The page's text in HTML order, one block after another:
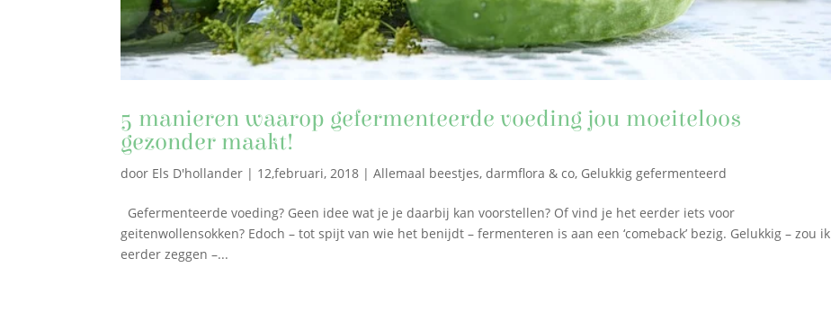
5 manieren waarop gefermenteerde voeding jou moeiteloos
gezonder maakt!
door Els D'hollander | 12,februari, 2018 |Allemaal beestjes, darmflora & co, Gelukkig gefermenteerd
Gefermenteerde voeding? Geen idee wat je je daarbij kan voorstellen? Of vind je het eerder iets voor
geitenwollensokken? Edoch – tot spijt van wie het benijdt – fermenteren is aan een ‘comeback’ bezig. Gelukkig – zou ik
eerder zeggen –...